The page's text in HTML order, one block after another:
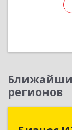
регионов